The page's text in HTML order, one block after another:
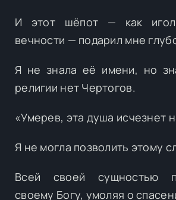
И этот шёпот — как
вечности — подарил мне
Я не знала её имени, но
религии нет Чертогов.
«Умерев, эта душа исчезнет
Я не могла позволить этому
Всей своей сущностью
своему Богу, умоляя о